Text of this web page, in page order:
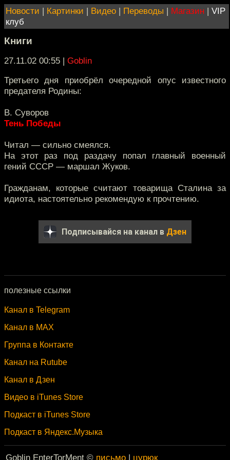
Новости | Картинки | Видео | Переводы | Магазин | VIP
клуб
Книги
27.11.02 00:55 | Goblin
Третьего дня приобрёл очередной опус известного
предателя Родины:
В. Суворов
Тень Победы
Читал — сильно смеялся.
На этот раз под раздачу попал главный военный
гений СССР — маршал Жуков.
Гражданам, которые считают товарища Сталина за
идиота, настоятельно рекомендую к прочтению.
Подписывайся на канал в Дзен
полезные ссылки
Канал в Telegram
Канал в MAX
Группа в Контакте
Канал на Rutube
Канал в Дзен
Видео в iTunes Store
Подкаст в iTunes Store
Подкаст в Яндекс.Музыка
Goblin EnterTorMent © письмо | цурюк